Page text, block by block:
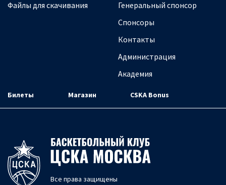
Файлы для скачивания
Генеральный спонсор
Спонсоры
Контакты
Администрация
Академия
Билеты Магазин CSKA Bonus
Все права защищены